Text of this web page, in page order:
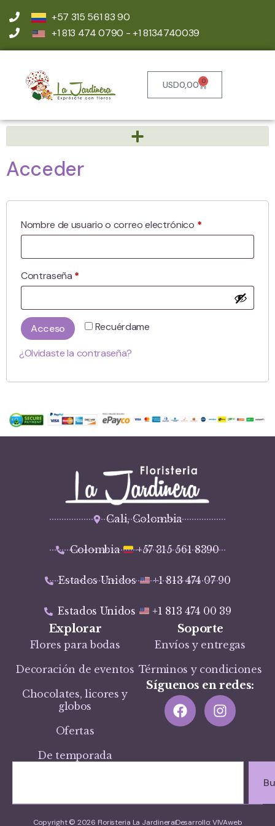
+57 315 561 83 90
+1 813 474 0790 - +1 8134740039
USD0,00 0
Acceder
Nombre de usuario o correo electrónico *
Contraseña *
Recuérdame
Acceso
¿Olvidaste la contraseña?
Cali, Colombia
Colombia +57 315 561 8390
Estados Unidos +1 813 474 07 90
Estados Unidos +1 813 474 00 39
Explorar
Flores para bodas
Decoración de eventos
Chocolates, licores y
globos
Ofertas
De temporada
Soporte
Envíos y entregas
Términos y condiciones
Síguenos en redes:
Copyright © 2026 Floristeria La JardineraDesarrollo: VIVAweb